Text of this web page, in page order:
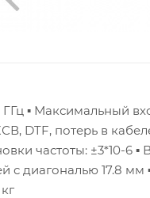
▪ Максимальный
DTF, потерь в
частоты: ±3*10-6 ▪
с диагональю 17.8 мм